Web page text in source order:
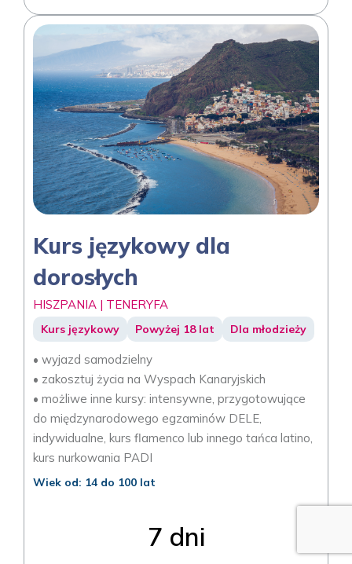
Kurs językowy dla
dorosłych
HISZPANIA | TENERYFA
Kurs językowy Powyżej 18 lat Dla młodzieży
• wyjazd samodzielny
• zakosztuj życia na Wyspach Kanaryjskich
• możliwe inne kursy: intensywne, przygotowujące
do międzynarodowego egzaminów DELE,
indywidualne, kurs flamenco lub innego tańca latino,
kurs nurkowania PADI
Wiek od: 14 do 100 lat
7 dni